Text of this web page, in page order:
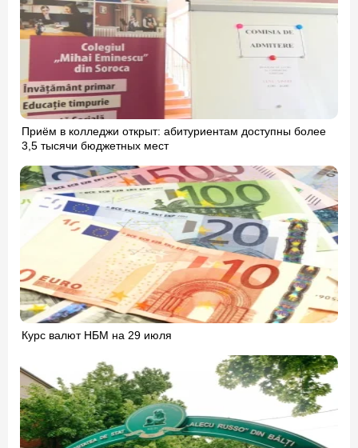
Приём в колледжи открыт: абитуриентам доступны более
3,5 тысячи бюджетных мест
Курс валют НБМ на 29 июля